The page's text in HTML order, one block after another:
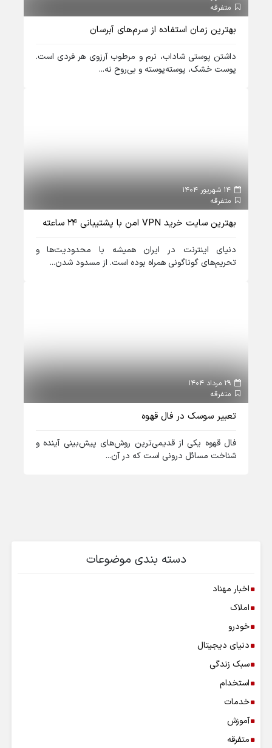
متفرقه
بهترین زمان استفاده از سرم‌های آبرسان
داشتن پوستی شاداب، نرم و مرطوب آرزوی هر فردی است.
پوست خشک، پوسته‌پوسته و بی‌روح نه...
متفرقه
بهترین سایت خرید VPN امن با پشتیبانی ۲۴ ساعته
دنیای اینترنت در ایران همیشه با محدودیت‌ها و
تحریم‌های گوناگونی همراه بوده است. از مسدود شدن...
متفرقه
تعبیر سوسک در فال قهوه
فال قهوه یکی از قدیمی‌ترین روش‌های پیش‌بینی آینده و
شناخت مسائل درونی است که در آن...
دسته بندی موضوعات
اخبار مهناد
املاک
خودرو
دنیای دیجیتال
سبک زندگی
استخدام
خدمات
آموزش
متفرقه